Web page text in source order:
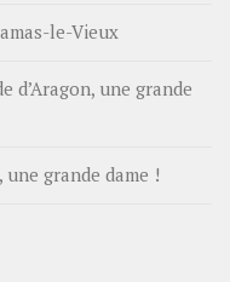
le-Vieux
d’Aragon, une grande
une grande dame !